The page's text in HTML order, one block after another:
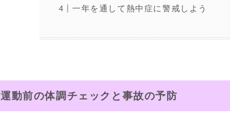
一年を通して熱中症に警戒しよう
運動前の体調チェックと事故の予防